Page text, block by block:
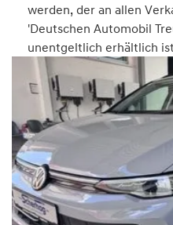
werden, der an allen
'Deutschen Automobil
unentgeltlich erhältlich